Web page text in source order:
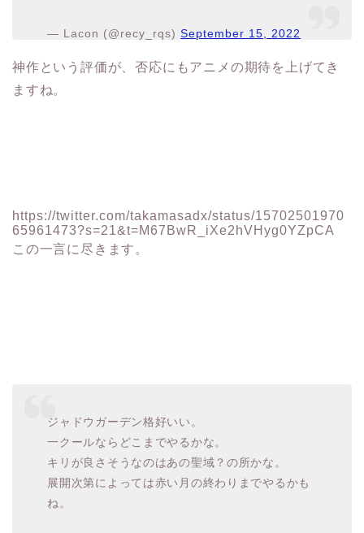
ますね。
65961473?s=21&t=M67BwR_iXe2hVHyg0YZpCA
この一言に尽きます。
キリが良さそうなのはあの聖域？の所かな。
展開次第によっては赤い月の終わりまでやるかも
ね。
アニメ「陰の実力者になりたくて！」“表と裏”を表